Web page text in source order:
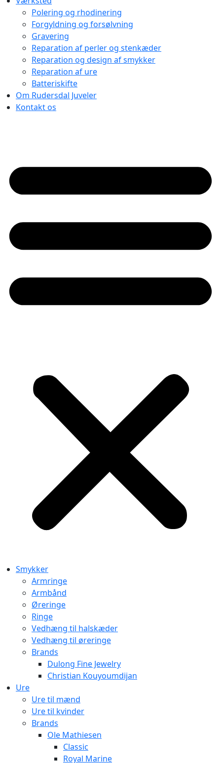
Polering og rhodinering
Forgyldning og forsølvning
Gravering
Reparation af perler og stenkæder
Reparation og design af smykker
Reparation af ure
Batteriskifte
Om Rudersdal Juveler
Kontakt os
Smykker
Armringe
Armbånd
Øreringe
Ringe
Vedhæng til halskæder
Vedhæng til øreringe
Brands
Dulong Fine Jewelry
Christian Kouyoumdijan
Ure
Ure til mænd
Ure til kvinder
Brands
Ole Mathiesen
Classic
Royal Marine